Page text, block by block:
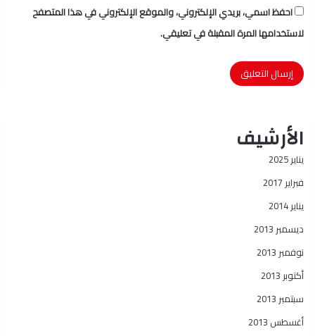
احفظ اسمي، بريدي الإلكتروني، والموقع الإلكتروني في هذا المتصفح
لاستخدامها المرة المقبلة في تعليقي.
الأرشيف
يناير 2025
فبراير 2017
يناير 2014
ديسمبر 2013
نوفمبر 2013
أكتوبر 2013
سبتمبر 2013
أغسطس 2013